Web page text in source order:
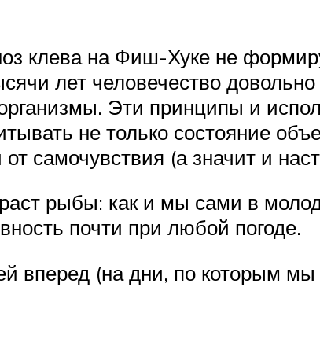
клева на Фиш-Хуке не
лет человечество
Эти принципы и
не только состояние
самочувствия (а значит и
рыбы: как и мы сами в
почти при любой погоде.
вперед (на дни, по которым